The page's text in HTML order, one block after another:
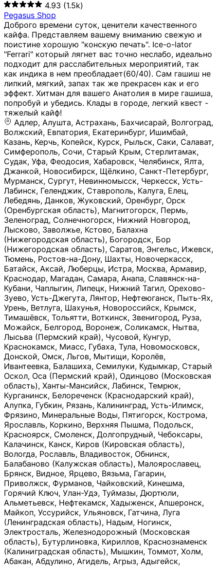
4.93 (1.5k)
Pegasus Shop
Доброго времени суток, ценители качественного
кайфа. Представляем вашему вниманию свежую и
поистине хорошую "конскую печать". Ice-o-lator
"Ferrari" который лягнет вас точно неслабо, идеально
подходит для расслабительных мероприятий, так
как индика в нем преобладает(60/40). Сам гашиш не
липкий, мягкий, запах так же прекрасен как и его
эффект. Хитман для вашего Анатолия в мире гашиша,
попробуй и убедись. Клады в городе, легкий квест -
тяжелый кайф!
Адлер, Алушта, Астрахань, Бахчисарай, Волгоград, Волжский, Евпатория, Екатеринбург, Ишимбай, Казань, Керчь, Копейск, Курск, Рыльск, Саки, Салават, Симферополь, Сочи, Старый Крым, Стерлитамак, Судак, Уфа, Феодосия, Хабаровск, Челябинск, Ялта, Джанкой, Новосибирск, Щёлкино, Санкт-Петербург, Мурманск, Сургут, Невинномысск, Черкесск, Усть-Лабинск, Геленджик, Ставрополь, Калуга, Елец, Лебедянь, Данков, Жуковский, Оренбург, Орск (Оренбургская область), Магнитогорск, Пермь, Зеленоград, Солнечногорск, Нижний Новгород, Лысково, Заволжье, Кстово, Балахна (Нижегородская область), Богородск, Бор (Нижегородская область), Саратов, Энгельс, Ижевск, Тюмень, Ростов-на-Дону, Шахты, Новочеркасск, Батайск, Аксай, Люберцы, Истра, Москва, Армавир, Краснодар, Магадан, Самара, Анапа, Славянск-на-Кубани, Чаплыгин, Липецк, Нижний Тагил, Орехово-Зуево, Усть-Джегута, Лянтор, Нефтеюганск, Пыть-Ях, Урень, Ветлуга, Шахунья, Новороссийск, Крымск, Тимашёвск, Тольятти, Воткинск, Звенигород, Руза, Можайск, Белгород, Воронеж, Соликамск, Нытва, Лысьва (Пермский край), Чусовой, Кунгур, Краснокамск, Миасс, Губаха, Тула, Новомосковск, Донской, Омск, Льгов, Мытищи, Королёв, Ивантеевка, Балашиха, Семилуки, Кудымкар, Старый Оскол, Оса (Пермский край), Одинцово (Московская область), Ханты-Мансийск, Лабинск, Темрюк, Курганинск, Белореченск (Краснодарский край), Алупкa, Губкин, Рязань, Калининград, Усть-Илимск, Фрязино, Минеральные Воды, Пятигорск, Кострома, Ярославль, Коркино, Верхняя Пышма, Подольск, Красноярск, Смоленск, Долгопрудный, Чебоксары, Калачинск, Канск, Киров (Кировская область), Вологда, Рославль, Владивосток, Обнинск, Балабаново (Калужская область), Малоярославец, Брянск, Видное, Ярцево, Вязьма, Гагарин, Приволжск, Фурманов, Чайковский, Кинешма, Горячий Ключ, Улан-Удэ, Туймазы, Дюртюли, Альметьевск, Нефтекамск, Хадыженск, Апшеронск, Майкоп, Уссурийск, Ульяновск, Гатчина, Луга (Ленинградская область), Надым, Ногинск, Электросталь, Железнодорожный (Московская область), Бутурлиновка, Кириллов, Краснознаменск (Калиниградская область), Мышкин, Томмот, Холм, Абакан, Абдулино, Агидель, Агрыз, Адыгейск, Азнакаево, Алатырь, Алдан, Алейск, Александров, Александровск, Алексеевка (Белгородская обл.), Алексин, Амурск, Анадырь, Ангарск, Андреаполь, Анжеро-Судженск, Анива, Апатиты, Арамиль, Ардон, Арзамас, Аркадак, Арсеньев, Артём, Артёмовский, Архангельск, Асбест, Асино, Аткарск, Ахтубинск, Аша, Бабаево (Вологодская область), Бавлы (Республика Татарстан), Байкальск, Бакал, Баксан, Балаклава, Балаково (Саратовская область), Балашов (Саратовская область), Балтийск, Барабинск, Барнаул, Барыш (Ульяновская область), Бежецк, Белая Калитва (Ростовская область), Белебей, Белогорск (Крым), Белозерск, Белокуриха, Беломорск, Белоозёрский (Московская область), Белорецк (Республика Башкортостан), Кызыл, Белоярский (Ханты-Мансийский АО), Бердск, Березники (Пермский край), Берёзовский (Кемеровская область), Берёзовский (Свердловская область), Беслан, Бийск, Бикин, Билибино, Биробиджан, Благовещенск (Амурская область), Благовещенск (Башкортостан), Бобров, Богородицк, Боготол, Богучар, Бокситогорск (Ленинградская область), Бологое (Тверская область), Болхов, Большой Камень (Приморский край), Борисоглебск (Воронежская область), Боровичи (Новгородская область), Боровск, Бородино, Братск, Бронницы (Московская область), Бугульма (Республика Татарстан), Бугуруслан (Оренбургская область), Буинск, Буй, Буйнакск, Валдай, Валуйки, Велиж, Великие Луки, Великий Новгород, Великий Устюг, Вельск, Венёв, Верещагино, Верхнеуральск, Верхний Уфалей, Верхняя Салда, Верхняя Тура, Весьегонск, Вилючинск, Вихоревка, Вичуга, Владикавказ, Волгодонск, Волгореченск, Володарск, Волосово, Волчанск, Вольск, Воркута, Ворсма, Всеволожск (Ленинградская область), Вуктыл, Выкса, Высоковск, Высоцк, Вытегра, Вышний Волочёк, Вяземский, Вязники, Вятские Поляны, Нея, Шилка, Гаврилов Посад, Гаврилов-Ям, Гай, Галич, Гдов, Голицыно, Горно-Алтайск, Горнозаводск, Горняк, Городец, Гороховец, Гремячинск, Грозный, Грязи, Грязовец, Губкинский, Гуково, Гулькевичи, Гурьевск (Калининградская область), Гурьевск (Кемеровская область), Гусев, Гусь-Хрустальный, Давлеканово, Далматово, Дальнегорск, Дегтярск, Дедовск, Демидов, Дербент, Десногорск, Дзержинск, Дзержинский (Московская область), Дивногорск, Димитровград, Дмитровск, Дно, Добрянка, Долинск, Домодедово, Донецк (ДНР), Дорогобуж, Дрезна, Дубна, Дудинка, Духовщина, Дятьково, Егорьевск, Елабуга, Елизово, Ельня (Будет изменено название), Емва, Енисейск, Ермолино, Ершов, Ессентуки, Ефремов, Железноводск, Железногорск (Красноярский край), Железногорск (Курская область), Железногорск-Илимский, Жигулёвск, Жиздра, Жирновск, Жуков, Жуковка, Заводоуковск, Заволжск, Задонск, Заинск, Заозёрный, Заозёрск, Западная Двина, Заполярный, Зарайск, Заречный (Пензенская область), Заречный (Свердловская область), Заринск, Звенигово, Зверево, Зеленогорск ( Ленинградская обл. ), Зеленоградск, Зеленодольск, Зеленокумск, Зерноград, Зима, Змеиногорск, Зубцов, Ивангород, Иваново, Ивдель, Избербаш, Изобильный, Иланский, Инза, Инкерман, Инта, Ипатово, Искитим, Йошкар-Ола, Кадников, Калач, Калач-на-Дону, Калининск, Калтан, Калязин, Камбарка, Каменка (Пензенская область), Каменногорск (Ленинградская область), Каменск-Уральский, Каменск-Шахтинский, Камень-на-Оби, Камешково, Камышин, Канаш, Кандалакша, Карабаново, Карабаш, Карачаевск, Каргат, Каргополь, Карпинск, Карталы, Касимов, Касли, Каспийск, Катав-Ивановск, Катайск, Качканар, Кашин, Кашира, Кемерово, Кемь, Кизел, Кизилюрт, Кизляр, Кимовск, Кимры, Кингисепп, Кинель, Киреевск, Киренск, Киржач, Кириши, Кирово-Чепецк, Кировск (Ленинградская область), Кировск (Мурманская область), Кирсанов, Киселёвск, Кисловодск, Климовск, Клинцы, Княгинино, Ковдор, Ковров, Когалым, Козельск, Козьмодемьянск, Кола, Кологрив, Колпашево, Колпино, Кольчугино, Комсомольск, Комсомольск-на-Амуре, Конаково, Кондопога, Кондрово, Константиновск, Кораблино, Кореновск, Корсаков, Коряжма, Костерёво, Костомукша, Котельники, Котельниково, Котельнич, Котлас, Котовск, Кохма, Красноармейск (Московская область), Краснозаводск, Краснознаменск (Московская область), Краснокаменск, Краснослободск (Волгоградская область), Краснотурьинск, Красноуральск, Красный Сулин, Кремёнки, Кропоткин, Кубинка, Кувшиново (Тверская область), Кудрово, Кулебаки, Кумертау, Курлово, Куровское, Куртамыш, Курчатов, Куса, Кушва, Кыштым, Лабытнанги, Лагань, Лаишево (Республика Татарстан), Лакинск, Лангепас, Лахденпохья, Ленинск-Кузнецкий, Ленск (Республика Саха), Лермонтов (Ставропольский край), Лесозаводск (Приморский край), Лесосибирск, Ливны (Орловская область), Ликино-Дулёво, Липки (Тульская область), Лиски (Воронежская область), Лихославль, Лодейное Поле, Ломоносов (Санкт-Петербург), Лосино-Петровский, Лукоянов, Луховицы, Лыткарино, Любань (Ленинградская область), Любим, Людиново, Магас, Майский, Макаров, Малая Вишера, Малгобек, Мамадыш, Мамоново, Мантурово, Маркс, Махачкала, Мглин, Мегион, Медвежьегорск, Медногорск, Медынь, Меленки, Мелеуз, Менделеевск, Мещовск, Микунь, Миллерово, Минусинск, Миньяр, Мирный (Архангельская область), Мирный (Якутия), Михайловка (Город), Михайловск (Свердловская область), Михайловск (Ставропольский край), Могоча, Можга, Моздок, Мончегорск, Морозовск, Моршанск, Мосальск, Муравленко, Мурино, Муром, Мценск, Мыски, Набережные Челны, Навашино (Нижегородская область), Назарово (Красноярский край), Назрань, Нальчик, Наро-Фоминск, Нарткала, Нарьян-Мар, Находка, Невель (Псковская область), Невельск, Невьянск, Нелидово (Тверская область), Неман, Нерехта (Костромская область), Нерюнгри, Нестеров, Нефтегорск (Самарская область), Нефтекумск, Нижневартовск, Нижнекамск (Республика Татарстан), Нижнеудинск, Нижние Серги, Нижний Ломов, Нижняя Тура, Николаевск-на-Амуре, Никольск (Вологодская область), Никольск (Пензенская область), Новая Ладога, Новая Ляля, Новоалександровск, Новоалтайск, Нововоронеж, Новодвинск, Новозыбков, Новокубанск, Новокуйбышевск, Новомичуринск, Новопавловск, Новоржев, Новосокольники, Новотроицк, Новоульяновск, Новоуральск, Новохопёрск, Новочебоксарск, Новошахтинск, Новый Оскол, Новый Уренгой, Норильск, Нурлат, Нягань, Нязепетровск, Няндома, Облучье, Обоянь, Озёрск (Калининградская область), Озёрск (Челябинская область), Озёры, Октябрьск (Самарская область), Октябрьский (Башкортостан), Окуловка (Новгородская область), Оленегорск, Олонец, Онега, Опочка, Осинники, Осташков, Остров, Острогожск, Отрадный, Оха, Павлово, Павловск (Воронежская область), Павловск (Санкт-Петербург), Павловский Посад, Партизанск, Певек, Пенза, Первоуральск, Перевоз, Пересвет, Переславль-Залесский, Пестово (Новгородская область), Петрозаводск, Петропавловск-Камчатский, Печоры, Пикалёво, Пионерский, Питкяранта, Плавск, Плёс, Подпорожье, Покачи, Покров, Покровск, Полесск, Полысаево, Полярные Зори, Полярный, Поронайск, Порхов, Похвистнево, Почеп, Починок, Пошехонье, Правдинск, Приморск (Калининградская область), Приморско-Ахтарск, Приозерск, Прокопьевск, Протвино, Прохладный, Пугачёв, Пудож, Пустошка, Пушкино, Пущино, Пыталово, Радужный (Владимирская область), Радужный (Ханты-Мансийский АО), Райчихинск, Раменское, Рассказово, Ревда, Реж, Реутов, Родники, Россошь, Ростов (Ярославская обл.), Рошаль, Ртищево, Рубцовск, Рузаевка, Рыбинск, Рыбное, Ряжск, Салехард, Сальск, Саранск, Сарапул, Саров, Сасово, Сатка, Сафоново, Саяногорск, Саянск, Светлогорск, Светлоград, Светлый, Светогорск (Ленинградская область), Свободный, Себеж, Северобайкальск, Северодвинск, Североуральск, Сегежа, Семикаракорск, Сенгилей, Серафимович, Сергач, Сергиев Посад, Сердобск, Сертолово (Ленинградская область), Сестрорецк (Ленинградская область), Сибай, Скопин, Славгород, Сланцы, Слободской, Слюдянка, Собинка, Советск (Кировская область), Советск (Калининградская область), Советск (Тульская область), Советская Гавань, Советский (Ханты-Мансийский АО), Сокол (Вологодская область), Солигалич, Соль-Илецк, Сольцы, Сортавала, Сосенский, Сосновоборск, Сосновый Бор (Ленинградская область), Сосногорск, Спас-Клепики, Спасск-Рязанский, С